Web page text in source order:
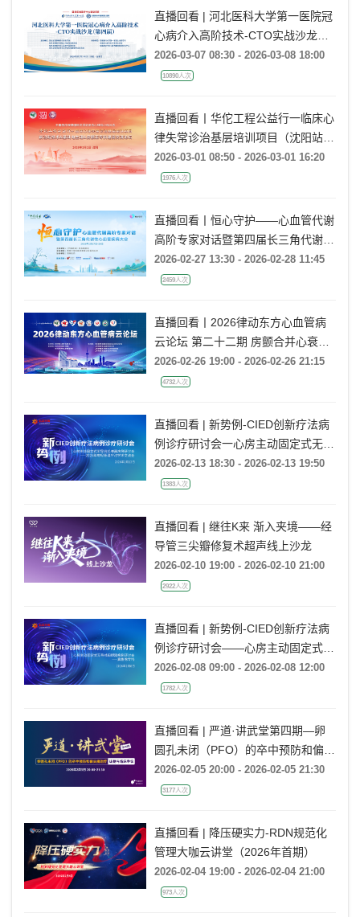
直播回看 | 河北医科大学第一医院冠
心病介入高阶技术-CTO实战沙龙
（第四届）
2026-03-07 08:30 - 2026-03-08 18:00
10890人次
直播回看丨华佗工程公益行一临床心
律失常诊治基层培训项目（沈阳站）
前沿新技术&基础电生理&房颤亚专
科建设交流论坛
2026-03-01 08:50 - 2026-03-01 16:20
1976人次
直播回看丨恒心守护——心血管代谢
高阶专家对话暨第四届长三角代谢性
心血管疾病大会
2026-02-27 13:30 - 2026-02-28 11:45
2459人次
直播回看丨2026律动东方心血管病
云论坛 第二十二期 房颤合并心衰的
导管消融治疗
2026-02-26 19:00 - 2026-02-26 21:15
4732人次
直播回看 | 新势例-CIED创新疗法病
例诊疗研讨会一心房主动固定式无导
线起搏器病例研讨会一2026年电极
管理疗法学术交流会
2026-02-13 18:30 - 2026-02-13 19:50
1383人次
直播回看 | 继往K来 渐入夹境——经
导管三尖瓣修复术超声线上沙龙
2026-02-10 19:00 - 2026-02-10 21:00
2922人次
直播回看 | 新势例-CIED创新疗法病
例诊疗研讨会——心房主动固定式无
导线起搏器病例研讨会——冀鲁豫专
场
2026-02-08 09:00 - 2026-02-08 12:00
1782人次
直播回看 | 严道·讲武堂第四期—卵
圆孔未闭（PFO）的卒中预防和偏头
痛治疗：证据与临床争议
2026-02-05 20:00 - 2026-02-05 21:30
3177人次
直播回看 | 降压硬实力-RDN规范化
管理大咖云讲堂（2026年首期）
2026-02-04 19:00 - 2026-02-04 21:00
973人次